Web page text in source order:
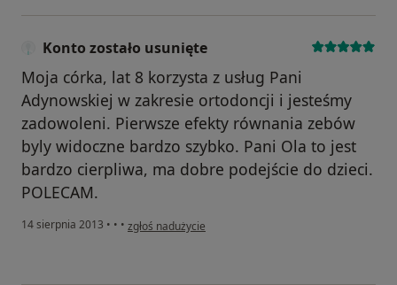
Konto zostało usunięte
Moja córka, lat 8 korzysta z usług Pani
Adynowskiej w zakresie ortodoncji i jesteśmy
zadowoleni. Pierwsze efekty równania zebów
byly widoczne bardzo szybko. Pani Ola to jest
bardzo cierpliwa, ma dobre podejście do dzieci.
POLECAM.
14 sierpnia 2013 • • • w opinii użytkownika Konto zostało usunięte
zgłoś nadużycie